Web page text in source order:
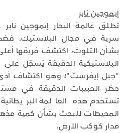
إيموجين نابر
تطلق عالمة البحار إيموجين
سرية في مجال البلاستيك.
بشأن التلوث، اكتشف فريقها
البلاستيكية الدقيقة يُسجَّل
"جبل إيفرست"؛ وهو اكتشاف أدى
حظر الحبيبات الدقيقة في
تستخدم هذه العالمة
المحيطات للبحث بشأن كمية
مدار كوكب الأرض.